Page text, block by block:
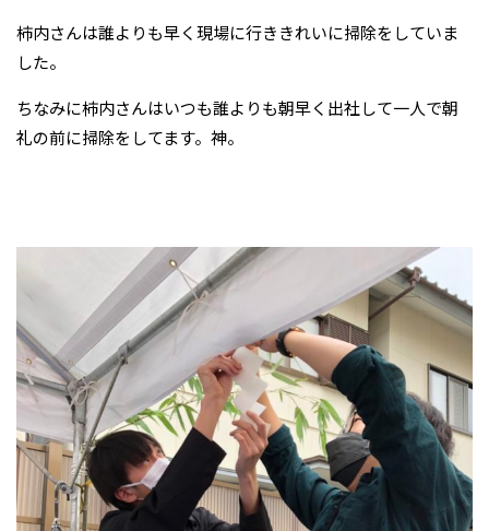
柿内さんは誰よりも早く現場に行ききれいに掃除をしていま
した。
ちなみに柿内さんはいつも誰よりも朝早く出社して一人で朝
礼の前に掃除をしてます。神。